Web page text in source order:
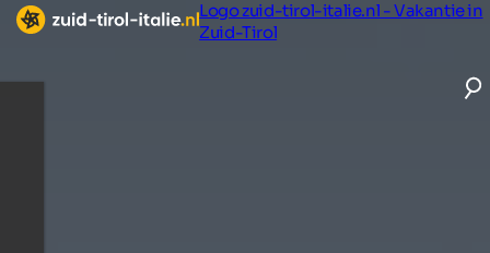
Logo zuid-tirol-italie.nl - Vakantie in
Zuid-Tirol